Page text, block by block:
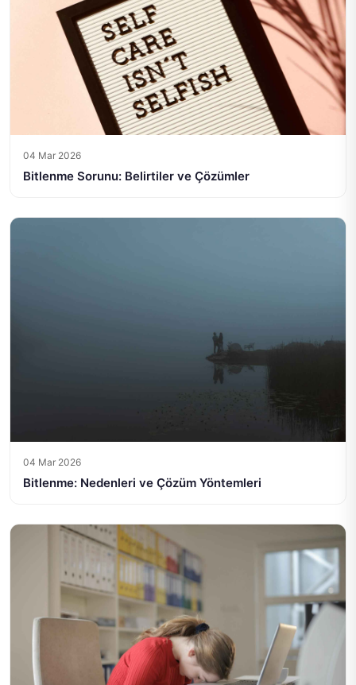
04 Mar 2026
Bitlenme Sorunu: Belirtiler ve Çözümler
04 Mar 2026
Bitlenme: Nedenleri ve Çözüm Yöntemleri